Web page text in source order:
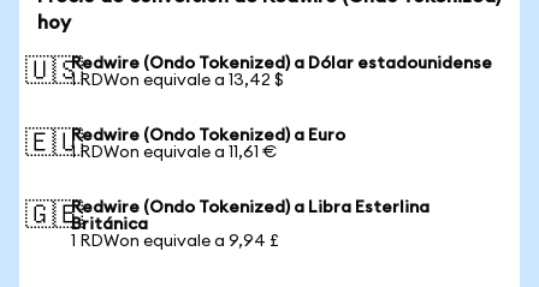
hoy
🇺🇸Redwire (Ondo Tokenized) a Dólar estadounidense
1 RDWon equivale a 13,42 $
🇪🇺Redwire (Ondo Tokenized) a Euro
1 RDWon equivale a 11,61 €
🇬🇧Redwire (Ondo Tokenized) a Libra Esterlina
Británica
1 RDWon equivale a 9,94 £